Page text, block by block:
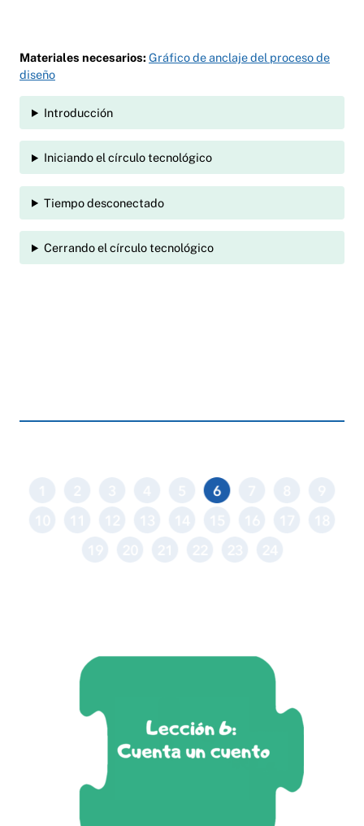
Materiales necesarios: Gráfico de anclaje del proceso de
diseño
Introducción
Iniciando el círculo tecnológico
Tiempo desconectado
Cerrando el círculo tecnológico